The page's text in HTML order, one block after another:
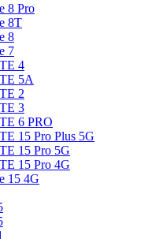
8 Pro
8T
8
7
4
5A
2
3
6 PRO
15 Pro Plus 5G
15 Pro 5G
15 Pro 4G
15 4G